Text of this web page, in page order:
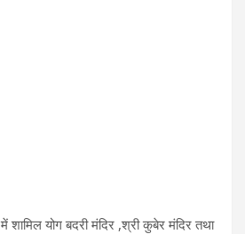
शामिल योग बदरी मंदिर ,श्री कुबेर मंदिर तथा